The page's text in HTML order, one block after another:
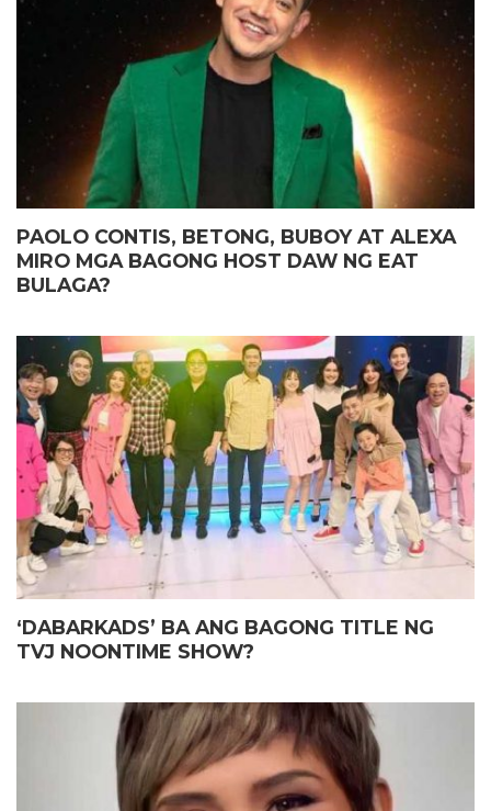
PAOLO CONTIS, BETONG, BUBOY AT ALEXA
MIRO MGA BAGONG HOST DAW NG EAT
BULAGA?
‘DABARKADS’ BA ANG BAGONG TITLE NG
TVJ NOONTIME SHOW?